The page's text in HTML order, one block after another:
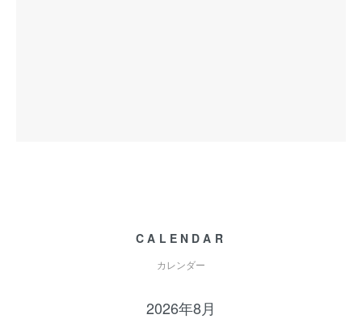
CALENDAR
カレンダー
2026年8月